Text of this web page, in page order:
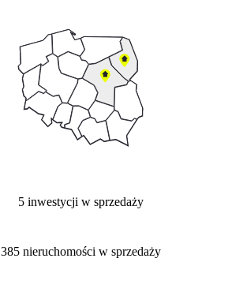
5 inwestycji w sprzedaży
385 nieruchomości w sprzedaży